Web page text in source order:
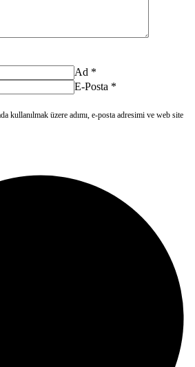
Ad *
E-Posta *
kullanılmak üzere adımı, e-posta adresimi ve web site